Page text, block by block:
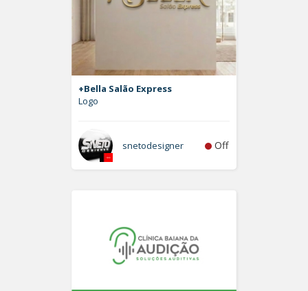
+Bella Salão Express
Logo
snetodesigner Off